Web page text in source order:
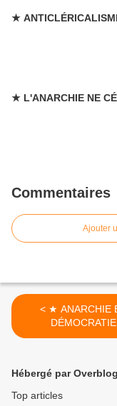
★
★ L'ANARCHIE NE
Commentaires
Ajouter
< ★ ANARCHIE ET
DÉMOCRATIE
Hébergé par Overblog
Top articles